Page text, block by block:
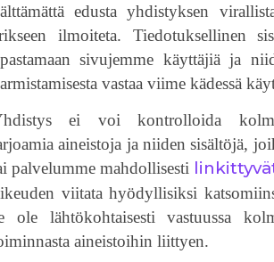
edusta yhdistyksen
ilmoiteta. Tiedotuksellinen
sivujemme käyttäjiä ja
vastaa viime kädessä
ei voi kontrolloida
aineistoja ja niiden sisältöjä,
palvelumme mahdollisesti
viitata hyödyllisiksi
ole lähtökohtaisesti vastuussa
aineistoihin liittyen.